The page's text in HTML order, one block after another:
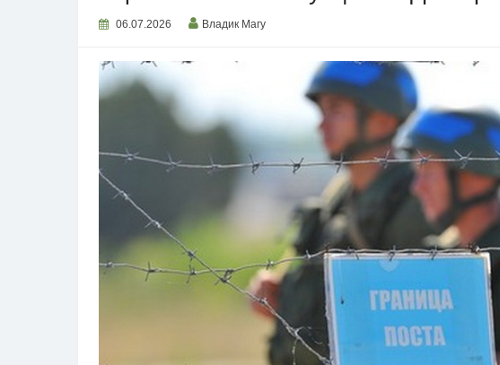
06.07.2026 Владик Магу